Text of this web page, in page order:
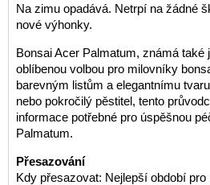
Na zimu opadává. Netrpí na žádné
nové výhonky.
Bonsai Acer Palmatum, známá také
oblíbenou volbou pro milovníky
barevným listům a elegantnímu
nebo pokročilý pěstitel, tento
informace potřebné pro úspěšnou
Palmatum.
Přesazování
Kdy přesazovat: Nejlepší období